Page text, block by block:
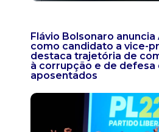
Flávio Bolsonaro
como candidato a vice-
destaca trajetória de
à corrupção e de defesa
aposentados